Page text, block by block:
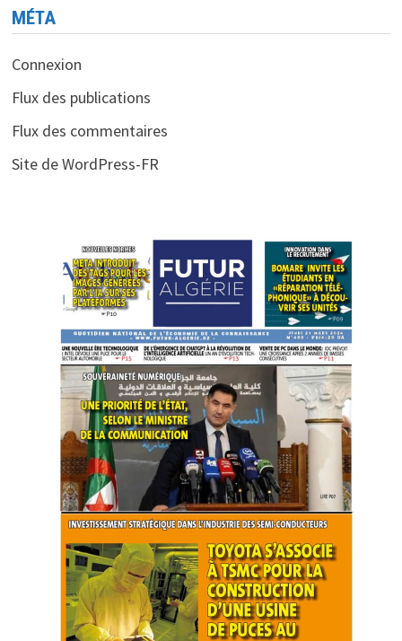
MÉTA
Connexion
Flux des publications
Flux des commentaires
Site de WordPress-FR